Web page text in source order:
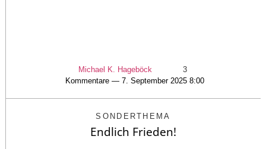
Michael K. Hageböck
3
Kommentare — 7. September 2025 8:00
SONDERTHEMA
Endlich Frieden!